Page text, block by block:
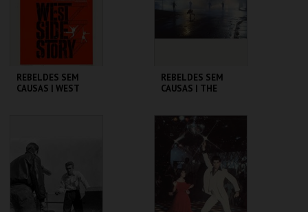
COMPRAR
REBELDES SEM
CAUSAS | WEST
MAIS INFO
COMPRAR
REBELDES SEM
CAUSAS | THE
CINEMATECA
MAIS INFO
COMPRAR